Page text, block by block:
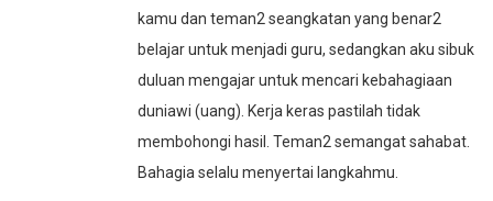
kamu dan teman2 seangkatan yang benar2
belajar untuk menjadi guru, sedangkan aku sibuk
duluan mengajar untuk mencari kebahagiaan
duniawi (uang). Kerja keras pastilah tidak
membohongi hasil. Teman2 semangat sahabat.
Bahagia selalu menyertai langkahmu.